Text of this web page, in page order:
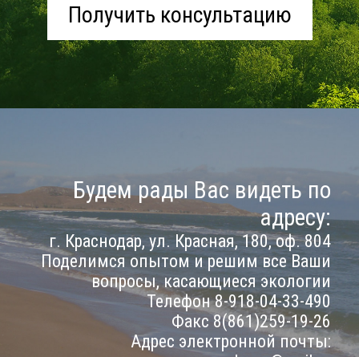
Получить консультацию
Будем рады Вас видеть по
адресу:
г. Краснодар, ул. Красная, 180, оф. 804
Поделимся опытом и решим все Ваши
вопросы, касающиеся экологии
Телефон 8-918-04-33-490
Факс 8(861)259-19-26
Адрес электронной почты: